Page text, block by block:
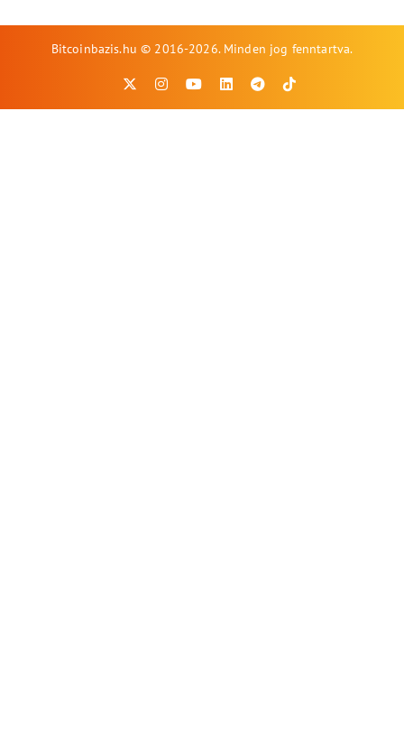
Bitcoinbazis.hu © 2016-2026. Minden jog fenntartva.